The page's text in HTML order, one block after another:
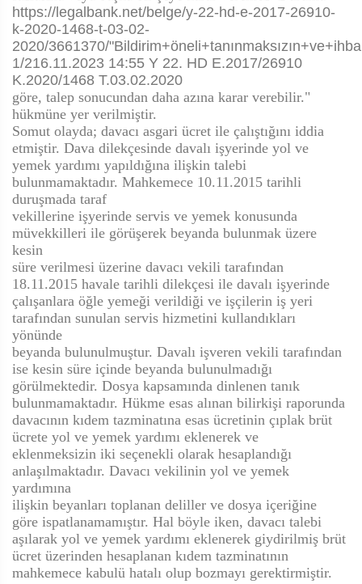
https://legalbank.net/belge/y-22-hd-e-2017-26910-
k-2020-1468-t-03-02-
2020/3661370/
1/216.11.2023 14:55 Y 22. HD E.2017/26910
K.2020/1468 T.03.02.2020
göre, talep sonucundan daha azına karar verebilir."
hükmüne yer verilmiştir.
Somut olayda; davacı asgari ücret ile çalıştığını iddia
etmiştir. Dava dilekçesinde davalı işyerinde yol ve
yemek yardımı yapıldığına ilişkin talebi
bulunmamaktadır. Mahkemece 10.11.2015 tarihli
duruşmada taraf
vekillerine işyerinde servis ve yemek konusunda
müvekkilleri ile görüşerek beyanda bulunmak üzere
kesin
süre verilmesi üzerine davacı vekili tarafından
18.11.2015 havale tarihli dilekçesi ile davalı işyerinde
çalışanlara öğle yemeği verildiği ve işçilerin iş yeri
tarafından sunulan servis hizmetini kullandıkları
yönünde
beyanda bulunulmuştur. Davalı işveren vekili tarafından
ise kesin süre içinde beyanda bulunulmadığı
görülmektedir. Dosya kapsamında dinlenen tanık
bulunmamaktadır. Hükme esas alınan bilirkişi raporunda
davacının kıdem tazminatına esas ücretinin çıplak brüt
ücrete yol ve yemek yardımı eklenerek ve
eklenmeksizin iki seçenekli olarak hesaplandığı
anlaşılmaktadır. Davacı vekilinin yol ve yemek
yardımına
ilişkin beyanları toplanan deliller ve dosya içeriğine
göre ispatlanamamıştır. Hal böyle iken, davacı talebi
aşılarak yol ve yemek yardımı eklenerek giydirilmiş brüt
ücret üzerinden hesaplanan kıdem tazminatının
mahkemece kabulü hatalı olup bozmayı gerektirmiştir.